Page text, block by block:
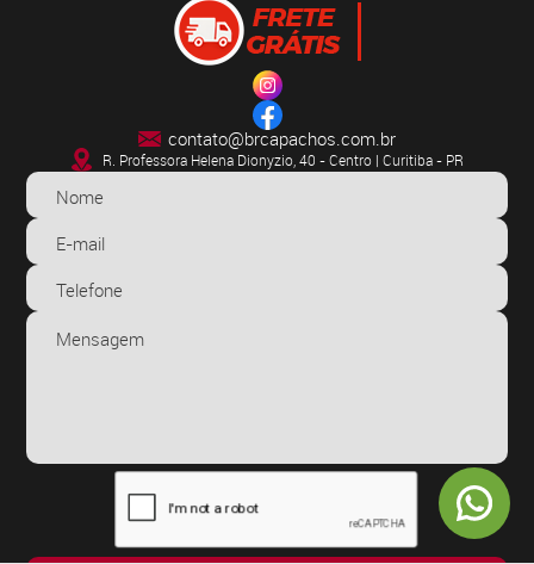
contato@brcapachos.com.br
R. Professora Helena Dionyzio, 40 - Centro | Curitiba - PR